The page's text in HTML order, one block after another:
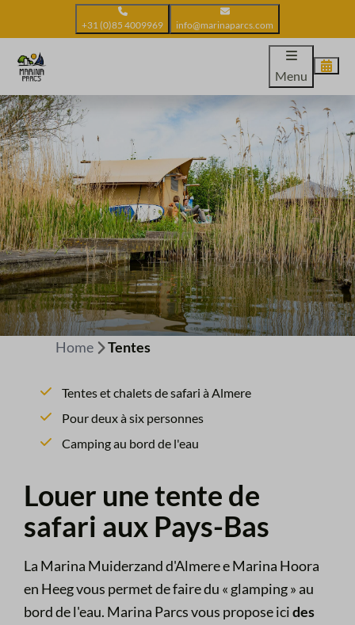
+31 (0)85 4009969 info@marinaparcs.com
Menu
Home Tentes
Tentes et chalets de safari à Almere
Pour deux à six personnes
Camping au bord de l'eau
Louer une tente de
safari aux Pays-Bas
La Marina Muiderzand d'Almere e Marina Hoora
en Heeg vous permet de faire du « glamping » au
bord de l'eau. Marina Parcs vous propose icides